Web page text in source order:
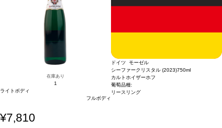
在庫あり
1
ライトボディ
フルボディ
ドイツ モーゼル
シーファークリスタル (2023)750ml
カルトホイザーホフ
葡萄品種:
リースリング
¥7,810